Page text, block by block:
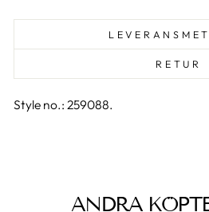
RETUR
Style no.: 259088.
ANDRA